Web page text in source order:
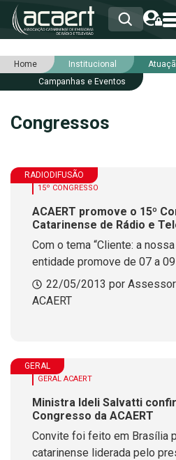
HOME
INSTITUCIONAL
RCA
SERVIÇOS
INTEGRIDADE
Home Institucional
Campanhas e Eventos
Congressos
RADIODIFUSÃO
15º CONGRESSO
ACAERT promove o 15º
Catarinense de Rádio e
Com o tema “Cliente: a
entidade promove de 07 a
maior evento da
Desconto para inscrições até
22/05/2013 por
ACAERT
GERAL
GERAL ACAERT
Ministra Ideli Salvatti
Congresso da ACAERT
Convite foi feito em Brasília
catarinense liderada pelo